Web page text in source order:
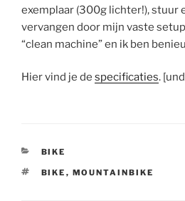
exemplaar (300g lichter!), stuur
vervangen door mijn vaste
“clean machine” en ik ben
Hier vind je de specificaties.
CATEGORIES
BIKE
TAGS
BIKE , MOUNTAINBIKE